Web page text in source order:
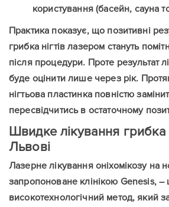
користування (басейн, сауна
Практика показує, що позитивні
грибка нігтів лазером стануть
після процедури. Проте результат
буде оцінити лише через рік.
нігтьова пластинка повністю
пересвідчитись в остаточному
Швидке лікування грибка
Львові
Лазерне лікування оніхомікозу на
запропоноване клінікою Genesis, –
високотехнологічний метод, який